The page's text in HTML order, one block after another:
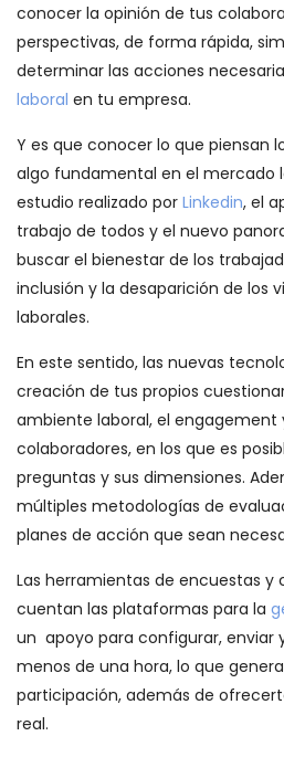
conocer la opinión de tus
perspectivas, de forma rápida,
determinar las acciones
laboral en tu empresa.
Y es que conocer lo que piensan
algo fundamental en el mercado
estudio realizado por Linkedin, el
trabajo de todos y el nuevo
buscar el bienestar de los
inclusión y la desaparición de los
laborales.
En este sentido, las nuevas
creación de tus propios
ambiente laboral, el engagement
colaboradores, en los que es
preguntas y sus dimensiones.
múltiples metodologías de
planes de acción que sean
Las herramientas de encuestas y
cuentan las plataformas para la
un apoyo para configurar, enviar
menos de una hora, lo que
participación, además de
real.